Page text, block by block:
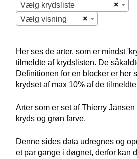
×
Vælg krydsliste
×
Vælg visning
Her ses de arter, som er mindst
tilmeldte af krydslisten. De
Definitionen for en blocker er her
krydset af max 10% af de
Arter som er set af Thierry Jansen
kryds og grøn farve.
Denne sides data udregnes og
et par gange i døgnet, derfor kan